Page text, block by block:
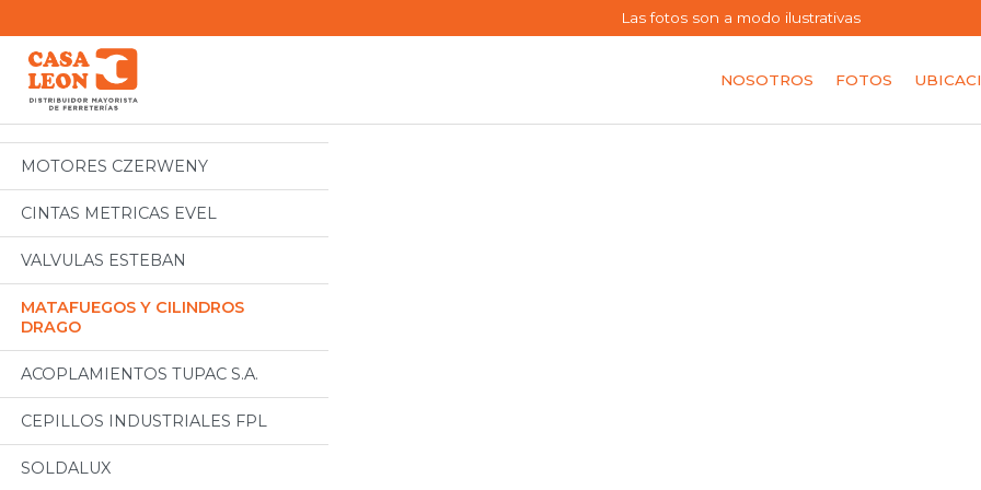
Las fotos son a modo ilustrativas
NOSOTROS FOTOS
Categorias
Todos
MOTORES CZERWENY
CINTAS METRICAS EVEL
VALVULAS ESTEBAN
MATAFUEGOS Y CILINDROS
DRAGO
ACOPLAMIENTOS TUPAC S.A.
CEPILLOS INDUSTRIALES FPL
SOLDALUX